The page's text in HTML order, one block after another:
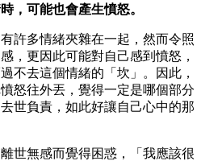
，可能也會產生憤怒。
許多情緒夾雜在一起，然而令照
，更因此可能對自己感到憤怒，
不去這個情緒的「坎」。因此，
怒往外丟，覺得一定是哪個部分
世負責，如此好讓自己心中的那
世無感而覺得困惑，「我應該很